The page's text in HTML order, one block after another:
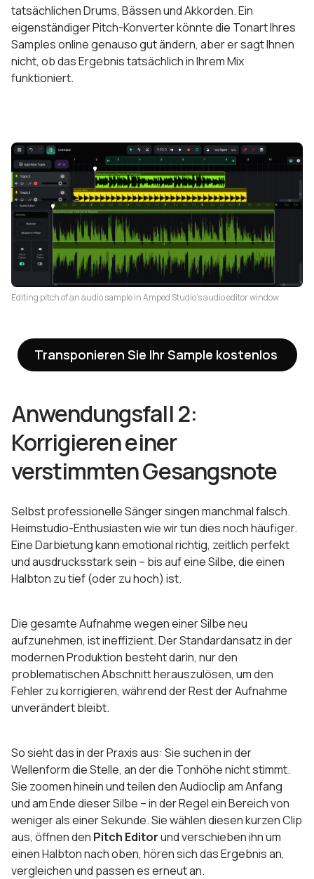
tatsächlichen Drums, Bässen und Akkorden. Ein
eigenständiger Pitch-Konverter könnte die Tonart Ihres
Samples online genauso gut ändern, aber er sagt Ihnen
nicht, ob das Ergebnis tatsächlich in Ihrem Mix
funktioniert.
Editing pitch of an audio sample in Amped Studio's audio editor window
Transponieren Sie Ihr Sample kostenlos
Anwendungsfall 2:
Korrigieren einer
verstimmten Gesangsnote
Selbst professionelle Sänger singen manchmal falsch.
Heimstudio-Enthusiasten wie wir tun dies noch häufiger.
Eine Darbietung kann emotional richtig, zeitlich perfekt
und ausdrucksstark sein – bis auf eine Silbe, die einen
Halbton zu tief (oder zu hoch) ist.
Die gesamte Aufnahme wegen einer Silbe neu
aufzunehmen, ist ineffizient. Der Standardansatz in der
modernen Produktion besteht darin, nur den
problematischen Abschnitt herauszulösen, um den
Fehler zu korrigieren, während der Rest der Aufnahme
unverändert bleibt.
So sieht das in der Praxis aus: Sie suchen in der
Wellenform die Stelle, an der die Tonhöhe nicht stimmt.
Sie zoomen hinein und teilen den Audioclip am Anfang
und am Ende dieser Silbe – in der Regel ein Bereich von
weniger als einer Sekunde. Sie wählen diesen kurzen Clip
aus, öffnen den Pitch Editorund verschieben ihn um
einen Halbton nach oben, hören sich das Ergebnis an,
vergleichen und passen es erneut an.